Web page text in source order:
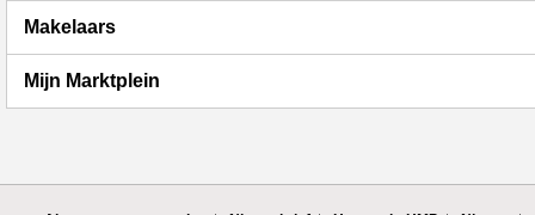
Makelaars
Mijn Marktplein